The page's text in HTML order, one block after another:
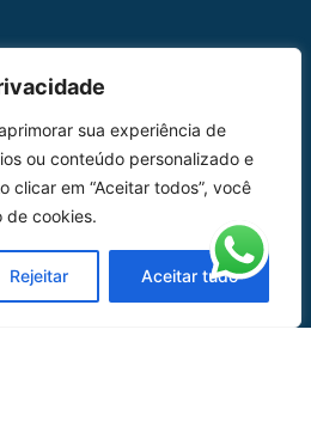
sua experiência de
ou conteúdo personalizado e
clicar em “Aceitar todos”, você
de cookies.
Rejeitar Aceitar tudo
Home
Peças
Catálogo de Aplicações
Oficina de Mangueiras